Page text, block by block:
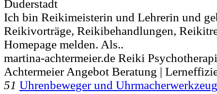
Duderstadt
Ich bin Reikimeisterin und Lehrerin und
Reikivorträge, Reikibehandlungen,
Homepage melden. Als..
martina-achtermeier.de Reiki
Achtermeier Angebot Beratung |
51 Uhrenbeweger und Uhrmacherwerkzeug